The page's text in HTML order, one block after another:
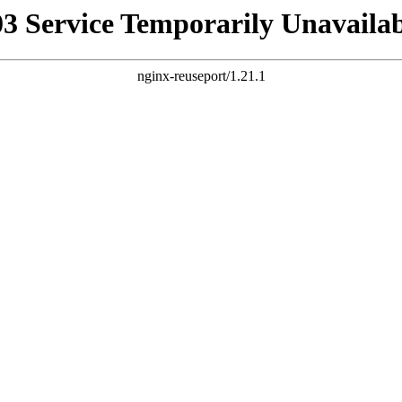
Service Temporarily
nginx-reuseport/1.21.1